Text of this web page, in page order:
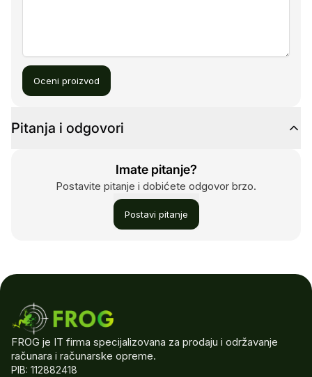
Oceni proizvod
Pitanja i odgovori
Imate pitanje?
Postavite pitanje i dobićete odgovor brzo.
Postavi pitanje
FROG je IT firma specijalizovana za prodaju i održavanje
računara i računarske opreme.
PIB: 112882418